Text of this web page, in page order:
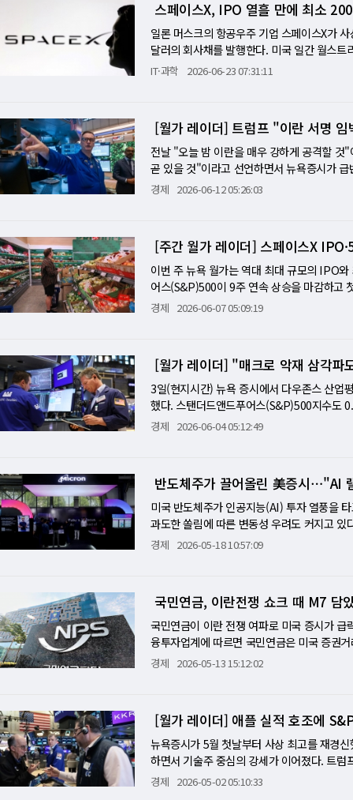
로 추정한다. 이 속도는 자사주 매입과 배당
대한 투자자들의 인내심을 시험하고 있다.
이 급등을 "라마게돈(RAMageddon)"이라
나 최대 메모리 구매자인 매그7 기업들의 원
들이 "AI 피로감"의 초기 증상을 보이기 시
고, 그 결과 잉여현금흐름이 줄어든다. 자사
낮아질 전망이다. 현금을 많이 쌓아두면서
들이 던지는 질문은 "AI 혁명이 오는가"가
을 "한 세대에 한 번 있는 기술 전환 비용이
시즌이 "AI 혁명 빌드아웃을 추가 검증할 매
탠더드앤드푸어스(S&P) 493이 +13.7%,
7.5%였고, 2분기는 20.5%를 넘을 것으로
은 여전히 1분기에 29%의 강한 이익 성장을
더 높은 성장률을 향해 이동한다. 이 구조적
을 압박하고 공급망 하류의 반도체 기업들
이 매그7에서 반도체로 이동한다"고 포착
대 테슬라가 2분기 전기차 인도량 24.9% 증
반영 역학'의 압축판이다. 이는 마치 식당에
상태와 같다. 주가가 이미 미래의 호재를 앞
것이라고 경고한다.
이 14%를 기록해 두 지수 모두 2020년 2분
렇게 정리했다. "상반기의 교훈은 이익이 금
과 AI 트레이드에 초점을 맞추는 것은 당연
낸 것은 성장주가 아니라 가치주"라고 짚었
주와 가치주에는 순풍이 불었다는 분석이다
국 독립기념일 휴장일) 일본 당국이 환율 방
을 하향하며 5% 하락했다. 애플·마이크로소
진단이었다. WSJ은 이날 "워시는 말을 줄이
냈다. 첫 FOMC에서 정책 성명을 단축하고
부여하는 시장 심리를 자극한다는 것이다.
스페이스X IPO, 오라클·마이크로소프트·
것이 이 흐름의 압축이다. 둘째는 이란 전쟁
대로 내려오는 동안, 시장은 유가 상승→인
시대의 '포워드 가이던스(사전 신호 제공)'
선"이라는 요약은 이 세 단층을 모두 통과한
반기의 리스크도 이익이 결정한다는 뜻이다
치주 확산 홀란드가 "6월에 실제로 성과를
화를 가리킨다. 반도체 ETF가 81% 오른 동
월에는 헬스케어·소비재·금융·산업재가 반
다른 사례다. AI 칩 가격 상승이 소비자 전자
홀란드는 이란 충돌 확대가 없다면 하반기
건부 명제다. 조건은 두 가지다. 이란 합의가
속도로 제시할 것. 워시가 의도적으로 말을
물가 데이터 하나하나를 이전보다 훨씬 큰
려 월가를 더 귀 기울이게 만든다." 첫
별 투표 결과 공개를 없앴다. 과거 파월 시대
다. 그런데 워시가 이 가이던스를 거두어들
결과적으로 모든 경제지표 발표가 더 중요
에서 나온 첫 번째 연준 내 공개 발언이다.
스페이스X, IPO 열흘 만에 최소
일론 머스크의 항공우주 기업 스페이스X가
달러의 회사채를 발행한다. 미국 일간 월스
들과 전화 회의를 진행하며 첫 회사채 발행
베스트먼트 최고경영자(CEO)는 "주식 대신
스페이스X는 신규주식공개(IPO)로
고만 1008억 달러에 달하는 것으로 추정된
능(AI) 열풍 속에 투자자들이 관련 기업 채권
리는 모양새다. 오펜하이머의 티모시 호란
지 총 63억 달러에 달하는 대규모 컴퓨팅
려 쓰는 외부 기업이 또 하나 늘었다. 이번
시 접근하게 된다. 물량이 극히 부족하고 직
훈련할 수 있게 된다. 스페이스X는 AI 인프
에 컴퓨팅 파워를 제공해왔다.
IT·과학 2026-06-23 07:31:11
[월가 레이더] 트럼프 "이란 서명
전날 "오늘 밤 이란을 매우 강하게 공격할 것
곧 있을 것"이라고 선언하면서 뉴욕증시가
다. 유가는 3% 급락해 WTI가 86달러로 내
높은 유가가 다른 분야로 크게 번지지 않았
체 업종이 다시 6% 급등했다. 마이크론,
축소'에서 '매수'로 두 단계 상향하면서 7%
5.4%)를 향해 달렸다. 소재와 산업재 업종이
유가 하락 속에 랠리에서 소외됐다. 스페이
작된다. 오라클은 AI 데이터센터 구축을 위
투자에 공격적으로 나서는 모습이 오히려
았지만 근원 PPI는 0.4%로 기대치(0.5%)를
상대적으로 안정적인 흐름이 이어졌다. 폴
페이스X라는 사상 최대 IPO를 소화한 뒤 오
이 이번에도 작동했다. 주목할 것은 이것이
위협 → 협상 기대 → 교착 → 다시 위협이라는
의 시나리오로 가기 전에 반전이 온다는 기
같다"고 한 것은 정확한 관찰이다. 그러나 이
있다는 것도 같은 분석에서 나온다. 가브칼
프라 투자의 수혜가 파운드리(반도체 위탁
주가가 11% 폭락했다. 한 주 전 스노우플레
무엇인가. 스노우플레이크는 "AI 수요로 이
를 쓰겠다"는 지출 계획을 먼저 내놨다. 수익
대비 상승을 예상하는 쪽이 우세하다. 그러
30%, 버진갤럭틱 27%)는 사실은 주가 상승
O 기업의 25%가 3년 내 가치의 절반을 잃는
크·AI 컴퓨팅 세 사업의 수익화 속도를 얼마
경제 2026-06-12 05:26:03
[주간 월가 레이더] 스페이스X
이번 주 뉴욕 월가는 역대 최대 규모의 IPO
어스(S&P)500이 9주 연속 상승을 마감하고
분기점이 될 수 있다. 일론 머스크의 스페이
뿌리내리지 못했다. 기술주에 대한 끝없는
월 CPI는 6월 17일 워시 연준 의장의 첫
물가에 얼마나 스며들었는지가 관건이다.
다 뜨거운 수치가 나오면 연준이 경기를 억
CB의 금리 결정도 나온다. 유로존은 25bp
던 흐름이 이어지는지, 아니면 브로드컴 실
으로 보여준다. [미니해설] 스페이스X 상장
공모가 아니다. 현재 AI 랠리와 기술 낙관론
3% 성장해 186억7000만 달러에 달했지만
비 약 94배다. 이것이 정당화되려면 로켓 발
IPO 자금은 P&G 같은 방어주가 아니라 반
겨진 원인 중 하나였다. 역설적으로 스페이
확인하는 신호가 된다. 반대로 첫날부터 공
는 역사적 평가로 이어질 수 있다. CPI가 결
첫 회의 발언을 할지를 미리 결정하는 숫자
기가 될 수 있다. 반대로 근원 물가까지 가속
실한 증거가 없는 상황에서 이번 인상은 주
스케방크는 3분기에 추가 0.25%p 인상 후
축 사이클에 다시 진입하는 가운데, 유일하
경제 2026-06-07 05:09:19
[월가 레이더] "매크로 악재 삼각
3일(현지시간) 뉴욕 증시에서 다우존스 산업
했다. 스탠더드앤드푸어스(S&P)500지수도
와 국채 금리를 동반 끌어올리면서 거시 악
I)는 2.41% 오른 배럴당 96.02달러, 브렌트
자극했고, 5월 ADP 민간 고용이 시장 예상
10년물 국채 금리는 4.5%에 근접했고 30년
경제가 가속하는 상황에서 금리 인하가 쉽지
않고 있다고 지적했다. CME 페드워치에 따
티 10%, D웨이브 7%, 아이온큐 4% 하락했
다. 게임스탑은 1분기 매출이 전년 대비
은 장 마감 후 예정된 브로드컴과 크라우드
환과 브로드컴 실적의 분수령 7600 첫 돌파
지반의 취약성을 상징한다. 이란 재교전이라
베이지북이 확인한 소비 이분화 이날 시장
예상치를 크게 웃돌았고, ISM 서비스업 지수
면에서 금리 인하가 쉽지 않다는 시장의 재
것이 성장주 밸류에이션에는 압박으로 작
나리오로 반영하고 있다. 이날 공개된 연준
경제 2026-06-04 05:12:49
반도체주가 끌어올린 美증시⋯"AI
미국 반도체주가 인공지능(AI) 투자 열풍을
과도한 쏠림에 따른 변동성 우려도 커지고
절반 이상을 소수 반도체주가 견인한 것으로
억달러(약 1230조원)에 이를 것으로 전망했
라델피아반도체지수(SOX)는 약 50% 폭락
t)'로 유명한 투자자 마이클 버리는 현재 시
[미니해설]"AI가 만든 황금시대인가, 거품의
고 있다. 문제는 이번 랠리가 단순한 업황 반
들은 후자의 가능성 역시 결코 무시하지 않
엔비디아(NVIDIA)가 있다. 엔비디아는 이제
픈AI·메타·구글·마이크로소프트·아마존 등
폭발 상태다. 하지만 최근 시장 흐름은 엔비
(Micron Technology)다. 마이크론은 HBM(
경제 2026-05-18 10:57:09
국민연금, 이란전쟁 쇼크 때 M7 담
국민연금이 이란 전쟁 여파로 미국 증시가
융투자업계에 따르면 국민연금은 미국 증권
에 총 1316억8000만달러(약 196조8000억
다. 국민연금은 인텔, 브로드컴, 오라클, 로
노스롭 그루만(Northrop Grumman), RTX
공포 속 '역발상 투자' 통했다 국민연금이 올
인되면서 시장의 관심이 쏠리고 있다. 이란
수했고, 이후 AI 랠리와 함께 상당한 평가차
경제 2026-05-13 15:12:02
[월가 레이더] 애플 실적 호조에
뉴욕증시가 5월 첫날부터 사상 최고를 재경
하면서 기술주 중심의 강세가 이어졌다. 트
지했다. 1일(현지시간) S&P500은 0.50%,
경제 2026-05-02 05:10:33